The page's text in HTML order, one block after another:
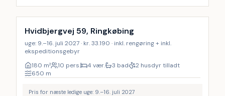
Inkl. rengøring
Hvidbjergvej 59, Ringkøbing
uge: 9.–16. juli 2027 · kr. 33.190 · inkl. rengøring + inkl.
ekspeditionsgebyr
180 m² 10 pers. 4 vær. 3 bad
2 husdyr tilladt
650 m
Pris for næste ledige uge: 9.–16. juli 2027